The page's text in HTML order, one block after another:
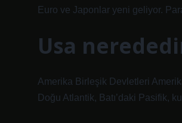
Euro ve Japonlar yeni geliyor.
Usa
Amerika Birleşik Devletleri
Doğu Atlantik, Batı’daki Pasifik,